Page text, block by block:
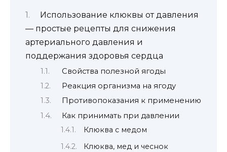
Использование клюквы от давления
— простые рецепты для снижения
артериального давления и
поддержания здоровья сердца
Свойства полезной ягоды
Реакция организма на ягоду
Противопоказания к применению
Как принимать при давлении
Клюква с медом
Клюква, мед и чеснок